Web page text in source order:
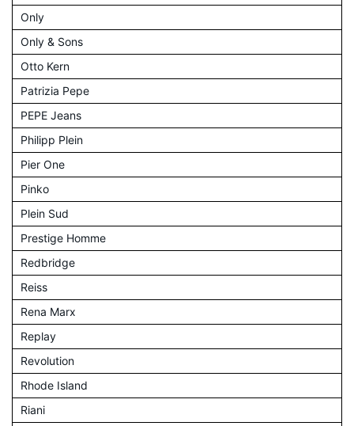
Only
Only & Sons
Otto Kern
Patrizia Pepe
PEPE Jeans
Philipp Plein
Pier One
Pinko
Plein Sud
Prestige Homme
Redbridge
Reiss
Rena Marx
Replay
Revolution
Rhode Island
Riani